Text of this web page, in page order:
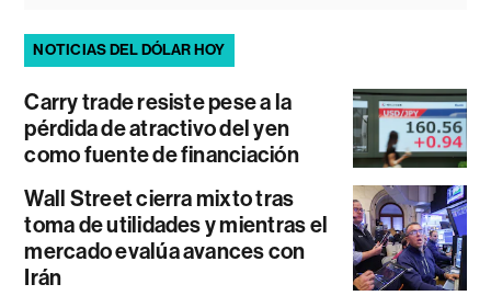
NOTICIAS DEL DÓLAR HOY
Carry trade resiste pese a la
pérdida de atractivo del yen
como fuente de financiación
Wall Street cierra mixto tras
toma de utilidades y mientras el
mercado evalúa avances con
Irán